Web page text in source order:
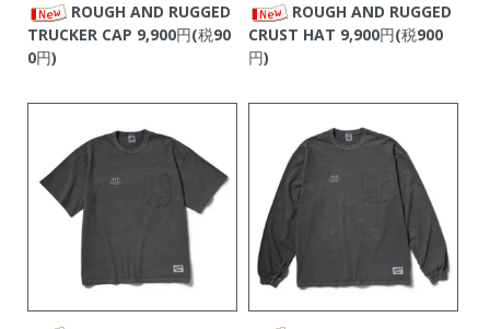
ROUGH AND RUGGED
TRUCKER CAP 9,900円(税90
0円)
ROUGH AND RUGGED
CRUST HAT 9,900円(税900
円)